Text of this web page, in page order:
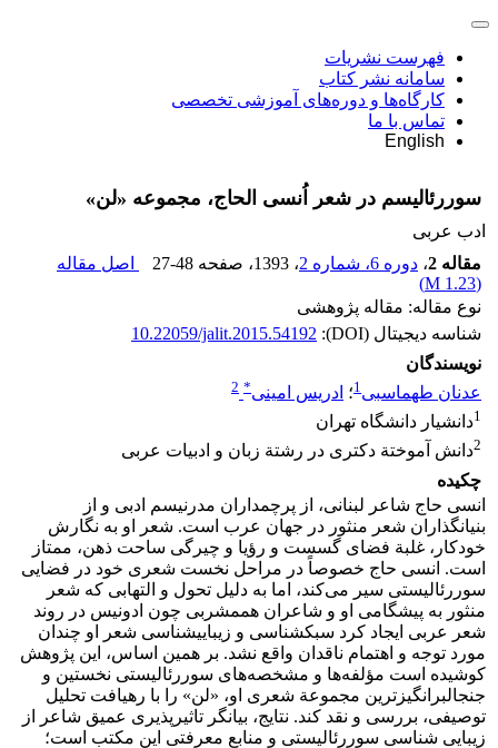
فهرست نشریات
سامانه نشر کتاب
کارگاه‌ها و دوره‌های آموزشی تخصصی
تماس با ما
English
سوررئالیسم در شعر اُنسی الحاج، مجموعه «لن»
ادب عربی
مقاله 2
، دوره 6، شماره 2 ، 1393 ، صفحه 27-48
اصل مقاله
(
1.23 M
)
نوع مقاله: مقاله پژوهشی
شناسه دیجیتال (DOI):
10.22059/jalit.2015.54192
نویسندگان
عدنان طهماسبی1؛ ادریس امینی*
2
1دانشیار دانشگاه تهران
2دانش آموختة دکتری در رشتة زبان و ادبیات عربی
چکیده
انسی حاج شاعر لبنانی، از پرچمداران مدرنیسم ادبی و از
بنیانگذاران شعر منثور در جهان عرب است. شعر او به نگارش
خودکار، غلبة فضای گسست و رؤیا و چیرگی ساحت ذهن، ممتاز
است. انسی حاج خصوصاً در مراحل نخست شعری خود در فضایی
سوررئالیستی سیر می‌کند، اما به دلیل تحول و التهابی که شعر
منثور به پیشگامی او و شاعران هم­مشربی چون ادونیس در روند
شعر عربی ایجاد کرد سبک­شناسی و زیبایی­شناسی شعر او چندان
مورد توجه و اهتمام ناقدان واقع نشد. بر همین اساس، این پژوهش
کوشیده است مؤلفه‌ها و مشخصه‌های سوررئالیستی نخستین و
جنجال­برانگیزترین مجموعة شعری او، «لن» را با رهیافت تحلیل
توصیفی، بررسی و نقد کند. نتایج، بیانگر تاثیرپذیری عمیق شاعر از
زیبایی شناسی سوررئالیستی و منابع معرفتی این مکتب است؛